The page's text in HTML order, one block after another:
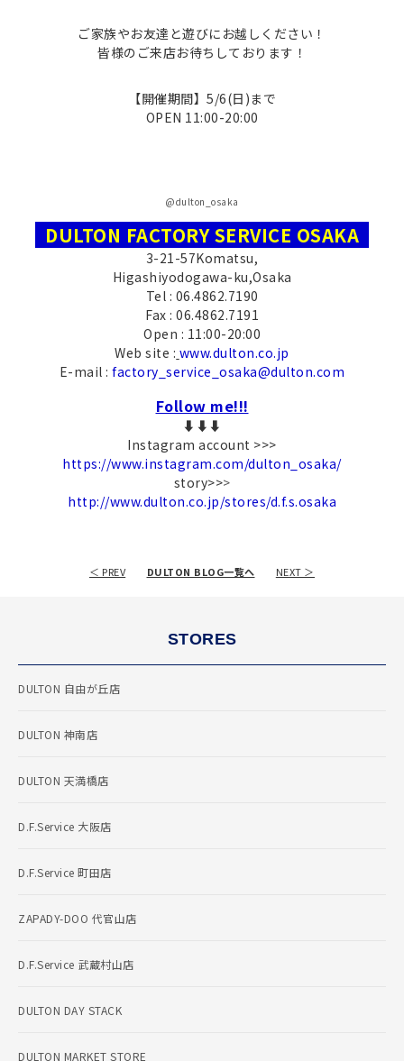
ご家族やお友達と遊びにお越しください！
皆様のご来店お待ちしております！
【開催期間】5/6(日)まで
OPEN 11:00-20:00
@dulton_osaka
DULTON FACTORY SERVICE OSAKA
3-21-57Komatsu,
Higashiyodogawa-ku,Osaka
Tel : 06.4862.7190
Fax : 06.4862.7191
Open : 11:00-20:00
Web site : www.dulton.co.jp
E-mail :factory_service_osaka@dulton.com
Follow me!!!
⬇︎⬇︎⬇︎
Instagram account >>>
https://www.instagram.com/dulton_osaka/
story>>>
http://www.dulton.co.jp/stores/d.f.s.osaka
＜ PREV DULTON BLOG一覧へ NEXT ＞
STORES
DULTON 自由が丘店
DULTON 神南店
DULTON 天満橋店
D.F.Service 大阪店
D.F.Service 町田店
ZAPADY-DOO 代官山店
D.F.Service 武蔵村山店
DULTON DAY STACK
DULTON MARKET STORE